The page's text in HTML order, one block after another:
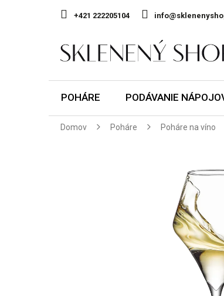
+421 222205104
POHÁRE PODÁVANIE
Domov Poháre Poháre na víno